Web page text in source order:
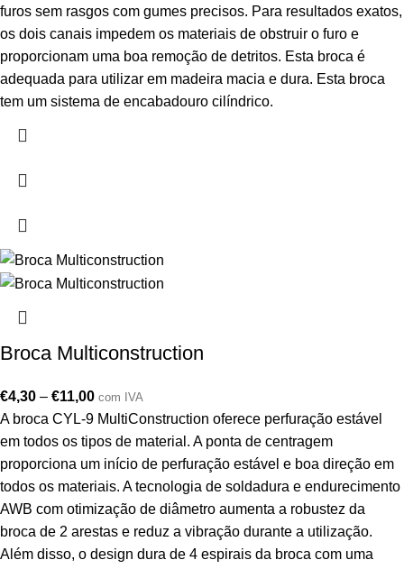
furos sem rasgos com gumes precisos. Para resultados exatos,
os dois canais impedem os materiais de obstruir o furo e
proporcionam uma boa remoção de detritos. Esta broca é
adequada para utilizar em madeira macia e dura. Esta broca
tem um sistema de encabadouro cilíndrico.
Broca Multiconstruction
€4,30 – €11,00 com IVA
A broca CYL-9 MultiConstruction oferece perfuração estável
em todos os tipos de material. A ponta de centragem
proporciona um início de perfuração estável e boa direção em
todos os materiais. A tecnologia de soldadura e endurecimento
AWB com otimização de diâmetro aumenta a robustez da
broca de 2 arestas e reduz a vibração durante a utilização.
Além disso, o design dura de 4 espirais da broca com uma